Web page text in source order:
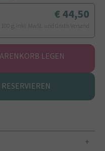
44,50
g, inkl. MwSt. und Gratis Versand
LEGEN